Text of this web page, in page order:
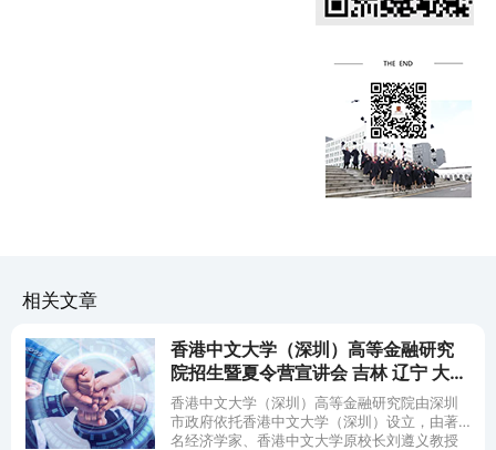
相关文章
香港中文大学（深圳）高等金融研究
院招生暨夏令营宣讲会 吉林 辽宁 大连
西安 天津
香港中文大学（深圳）高等金融研究院由深圳
市政府依托香港中文大学（深圳）设立，由著
名经济学家、香港中文大学原校长刘遵义教授